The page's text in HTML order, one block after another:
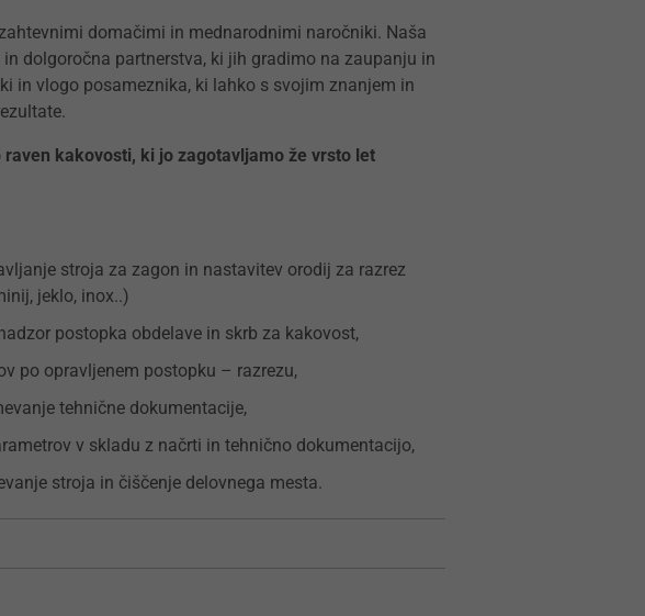
domačimi in mednarodnimi naročniki. Naša
dolgoročna partnerstva, ki jih gradimo na zaupanju in
in vlogo posameznika, ki lahko s svojim znanjem in
kakovosti, ki jo zagotavljamo že vrsto let
stroja za zagon in nastavitev orodij za razrez
jeklo, inox..)
postopka obdelave in skrb za kakovost,
po opravljenem postopku – razrezu,
tehnične dokumentacije,
v skladu z načrti in tehnično dokumentacijo,
stroja in čiščenje delovnega mesta.